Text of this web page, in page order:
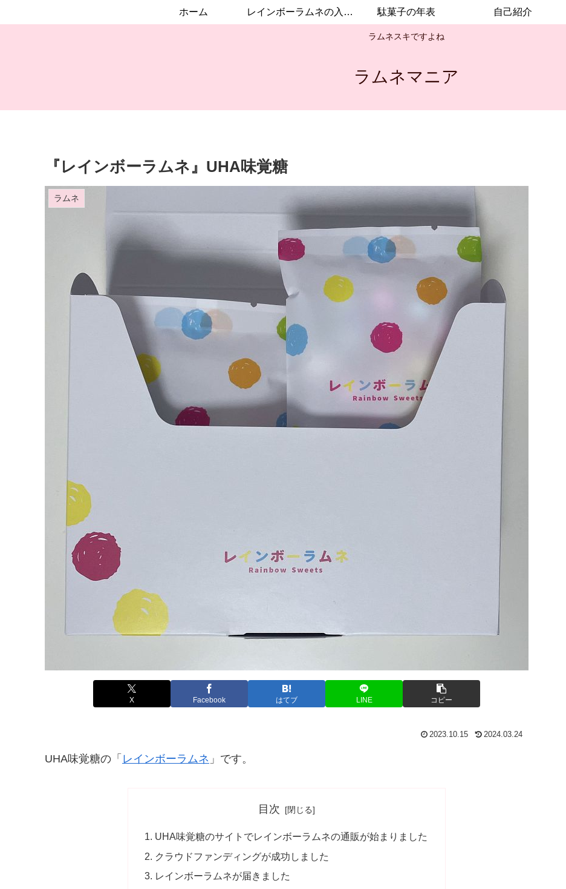
ラムネスキですよね
ラムネマニア
ホーム レインボーラムネの入手方法 駄菓子の年表 自己紹介
『レインボーラムネ』UHA味覚糖
ラムネ
X Facebook はてブ LINE コピー
2023.10.15 2024.03.24
UHA味覚糖の「 レインボーラムネ 」です。
目次
UHA味覚糖のサイトでレインボーラムネの通販が始まりました
クラウドファンディングが成功しました
レインボーラムネが届きました